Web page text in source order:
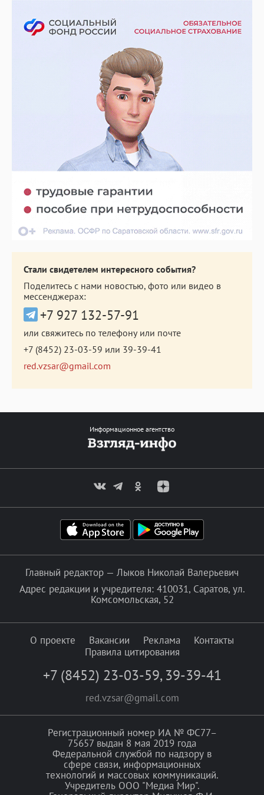
Стали свидетелем интересного события?
Поделитесь с нами новостью, фото или видео в
мессенджерах:
+7 927 132-57-91
или свяжитесь по телефону или почте
+7 (8452) 23-03-59 или 39-39-41
red.vzsar@gmail.com
Информационное агентство
Главный редактор — Лыков Николай Валерьевич
Адрес редакции и учредителя: 410031, Саратов, ул.
Комсомольская, 52
О проекте Вакансии Реклама
Контакты
Правила цитирования
+7 (8452) 23-03-59, 39-39-41
red.vzsar@gmail.com
Регистрационный номер ИА № ФС77–
75657 выдан 8 мая 2019 года
Федеральной службой по надзору в
сфере связи, информационных
технологий и массовых коммуникаций.
Учредитель ООО "Медиа Мир".